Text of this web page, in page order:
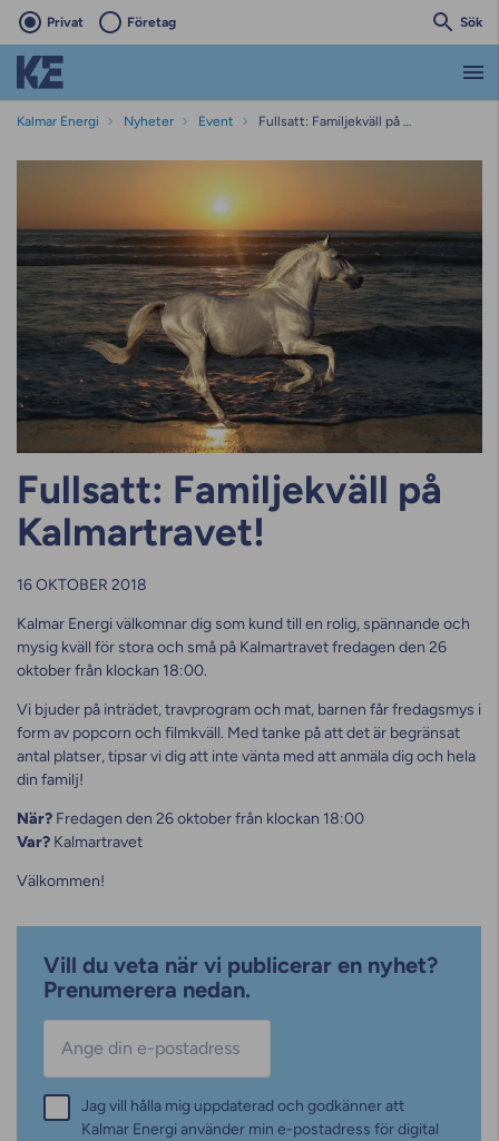
Privat Företag Sök
Kalmar Energi Nyheter Event Fullsatt: Familjekväll på Kalmartravet!
Fullsatt: Familjekväll på
Kalmartravet!
16 OKTOBER 2018
Kalmar Energi välkomnar dig som kund till en rolig, spännande och
mysig kväll för stora och små på Kalmartravet fredagen den 26
oktober från klockan 18:00.
Vi bjuder på inträdet, travprogram och mat, barnen får fredagsmys i
form av popcorn och filmkväll. Med tanke på att det är begränsat
antal platser, tipsar vi dig att inte vänta med att anmäla dig och hela
din familj!
När? Fredagen den 26 oktober från klockan 18:00
Var? Kalmartravet
Välkommen!
Vill du veta när vi publicerar en nyhet?
Prenumerera nedan.
Samtycke*
Jag vill hålla mig uppdaterad och godkänner att
Kalmar Energi använder min e-postadress för digital